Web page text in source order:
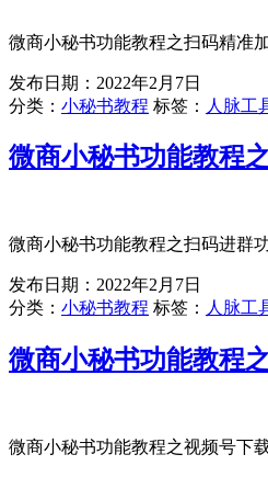
微商小秘书功能教程之扫码精准
发布日期： 2022年2月7日
分类： 小秘书教程 标签： 人脉工
微商小秘书功能教程
微商小秘书功能教程之扫码进群
发布日期： 2022年2月7日
分类： 小秘书教程 标签： 人脉工
微商小秘书功能教程
微商小秘书功能教程之视频号下